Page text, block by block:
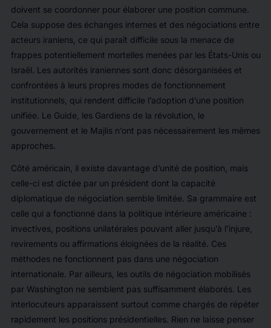
doivent se coordonner pour élaborer une position commune.
Cela suppose des échanges internes et des négociations entre
acteurs iraniens, ce qui paraît difficile sous la menace de
frappes potentiellement mortelles menées par les États-Unis ou
Israël. Les autorités iraniennes sont donc désorganisées et
confrontées à leurs propres modes de fonctionnement
institutionnels, qui rendent difficile l’adoption d’une position
unifiée. Le Guide, les Gardiens de la révolution, le
gouvernement et le Majlis n’ont pas nécessairement les mêmes
approches.
Côté américain, il existe davantage d’unité de position, mais
celle-ci est dictée par un président dont la capacité
diplomatique de négociation semble limitée. Sa grammaire est
celle qui a fonctionné dans la politique intérieure américaine :
invectives, positions unilatérales pouvant aller jusqu’à l’injure,
revirements ou affirmations éloignées de la réalité. Ces
méthodes ne fonctionnent pas dans une négociation
internationale. Par ailleurs, les outils de négociation mobilisés
par Washington ne semblent pas suffisamment élaborés. Les
interlocuteurs apparaissent surtout comme chargés de répéter
rapidement les positions présidentielles. Rien ne laisse penser